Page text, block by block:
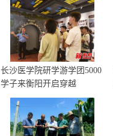
长沙医学院研学游学团5000
学子来衡阳开启穿越